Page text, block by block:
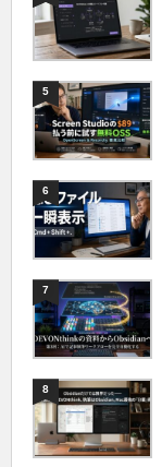
5
6
7
8